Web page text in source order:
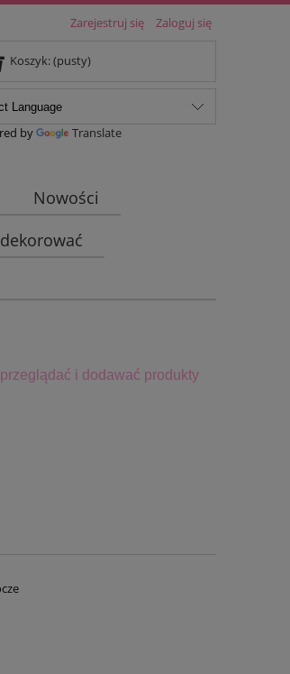
Zarejestruj się Zaloguj się
Koszyk:(pusty)
by Translate
Nowości
dekorować
i dodawać produkty